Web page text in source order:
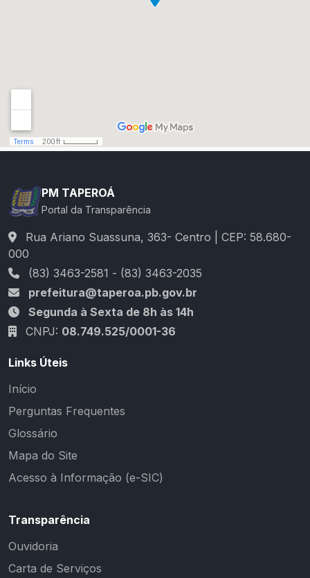
PM TAPEROÁ
Portal da Transparência
Rua Ariano Suassuna, 363- Centro | CEP: 58.680-
000
(83) 3463-2581 - (83) 3463-2035
prefeitura@taperoa.pb.gov.br
Segunda à Sexta de 8h às 14h
CNPJ: 08.749.525/0001-36
Links Úteis
Início
Perguntas Frequentes
Glossário
Mapa do Site
Acesso à Informação (e-SIC)
Transparência
Ouvidoria
Carta de Serviços